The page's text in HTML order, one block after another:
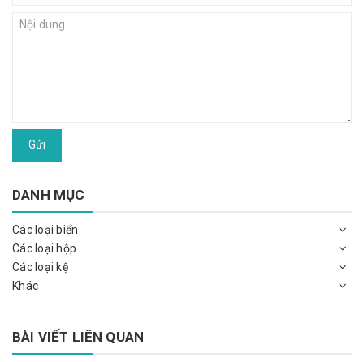
Gửi
DANH MỤC
Các loại biển
Các loại hộp
Các loại kệ
Khác
BÀI VIẾT LIÊN QUAN